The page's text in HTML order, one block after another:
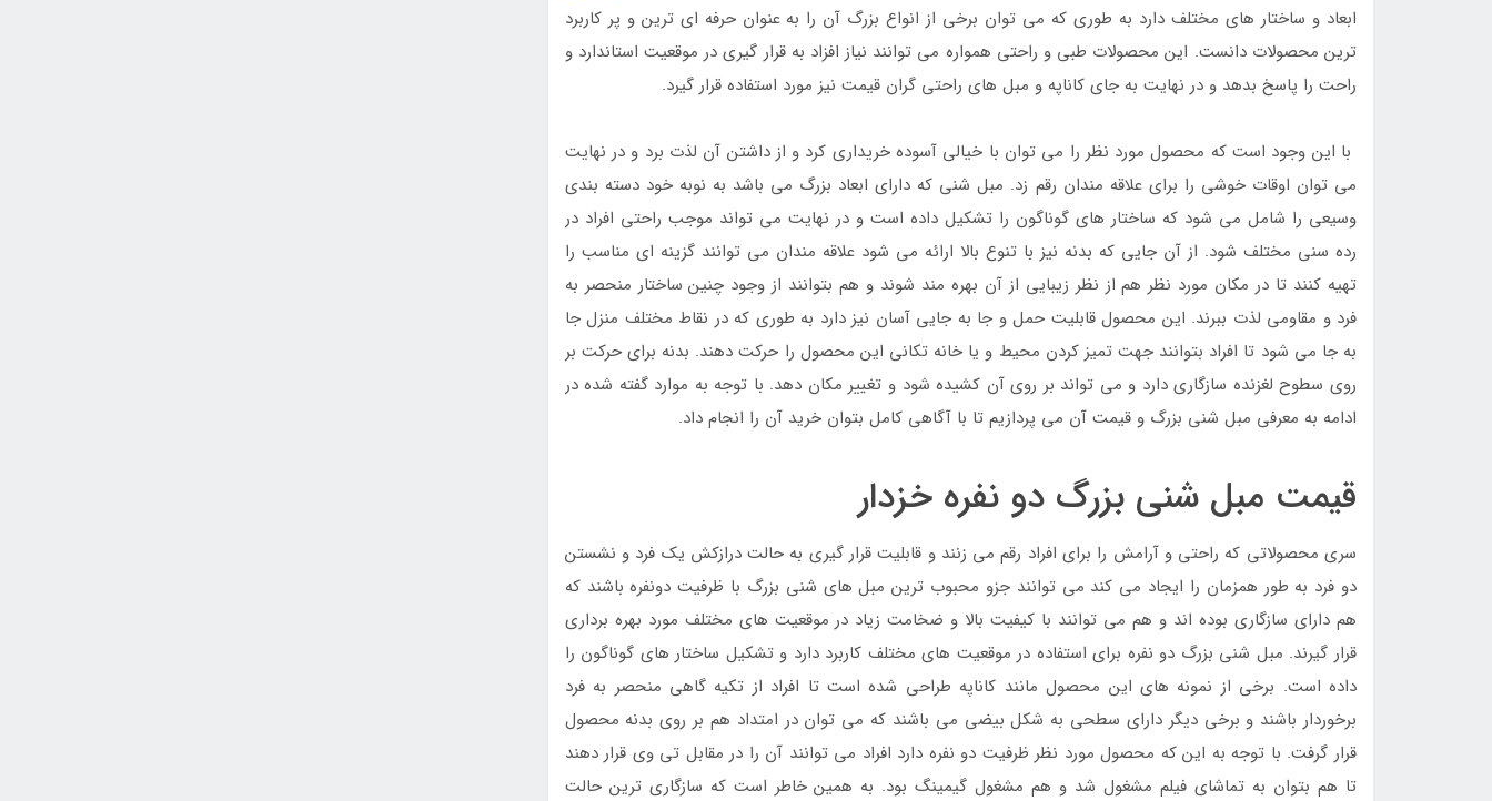
ابعاد و ساختار های مختلف دارد به طوری که می توان برخی از انواع بزرگ آن را به عنوان حرفه ای ترین و پر کاربرد
ترین محصولات دانست. این محصولات طبی و راحتی همواره می توانند نیاز افزاد به قرار گیری در موقعیت استاندارد و
راحت را پاسخ بدهد و در نهایت به جای کاناپه و مبل های راحتی گران قیمت نیز مورد استفاده قرار گیرد.
با این وجود است که محصول مورد نظر را می توان با خیالی آسوده خریداری کرد و از داشتن آن لذت برد و در نهایت
می توان اوقات خوشی را برای علاقه مندان رقم زد. مبل شنی که دارای ابعاد بزرگ می باشد به نوبه خود دسته بندی
وسیعی را شامل می شود که ساختار های گوناگون را تشکیل داده است و در نهایت می تواند موجب راحتی افراد در
رده سنی مختلف شود. از آن جایی که بدنه نیز با تنوع بالا ارائه می شود علاقه مندان می توانند گزینه ای مناسب را
تهیه کنند تا در مکان مورد نظر هم از نظر زیبایی از آن بهره مند شوند و هم بتوانند از وجود چنین ساختار منحصر به
فرد و مقاومی لذت ببرند. این محصول قابلیت حمل و جا به جایی آسان نیز دارد به طوری که در نقاط مختلف منزل جا
به جا می شود تا افراد بتوانند جهت تمیز کردن محیط و یا خانه تکانی این محصول را حرکت دهند. بدنه برای حرکت بر
روی سطوح لغزنده سازگاری دارد و می تواند بر روی آن کشیده شود و تغییر مکان دهد. با توجه به موارد گفته شده در
ادامه به معرفی مبل شنی بزرگ و قیمت آن می پردازیم تا با آگاهی کامل بتوان خرید آن را انجام داد.
قیمت مبل شنی بزرگ دو نفره خزدار
سری محصولاتی که راحتی و آرامش را برای افراد رقم می زنند و قابلیت قرار گیری به حالت درازکش یک فرد و نشستن
دو فرد به طور همزمان را ایجاد می کند می توانند جزو محبوب ترین مبل های شنی بزرگ با ظرفیت دونفره باشند که
هم دارای سازگاری بوده اند و هم می توانند با کیفیت بالا و ضخامت زیاد در موقعیت های مختلف مورد بهره برداری
قرار گیرند. مبل شنی بزرگ دو نفره برای استفاده در موقعیت های مختلف کاربرد دارد و تشکیل ساختار های گوناگون را
داده است. برخی از نمونه های این محصول مانند کاناپه طراحی شده است تا افراد از تکیه گاهی منحصر به فرد
برخوردار باشند و برخی دیگر دارای سطحی به شکل بیضی می باشند که می توان در امتداد هم بر روی بدنه محصول
قرار گرفت. با توجه به این که محصول مورد نظر ظرفیت دو نفره دارد افراد می توانند آن را در مقابل تی وی قرار دهند
تا هم بتوان به تماشای فیلم مشغول شد و هم مشغول گیمینگ بود. به همین خاطر است که سازگاری ترین حالت